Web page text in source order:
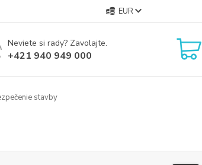
EUR
Neviete si rady? Zavolajte.
+421 940 949 000
stavby